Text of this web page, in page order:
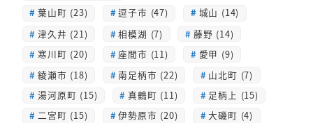
葉山町 (23)
逗子市 (47)
城山 (14)
津久井 (21)
相模湖 (7)
藤野 (14)
寒川町 (20)
座間市 (11)
愛甲 (9)
綾瀬市 (18)
南足柄市 (22)
山北町 (7)
湯河原町 (15)
真鶴町 (11)
足柄上 (15)
二宮町 (15)
伊勢原市 (20)
大磯町 (4)